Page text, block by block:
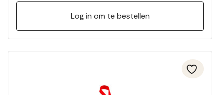
Log in om te bestellen